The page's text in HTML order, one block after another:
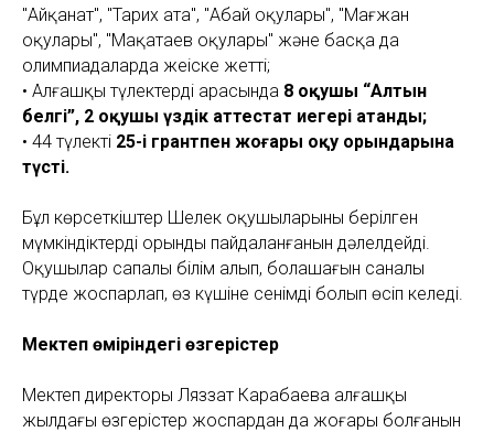
"Айқанат", "Тарих ата", "Абай оқулары", "Мағжан
оқулары", "Мақатаев оқулары" және басқа да
олимпиадаларда жеңіске жетті;
• Алғашқы түлектердің арасында 8 оқушы “Алтын
белгі”, 2 оқушы үздік аттестат иегері атанды;
• 44 түлектің 25-і грантпен жоғары оқу орындарына
түсті.
Бұл көрсеткіштер Шелек оқушыларының берілген
мүмкіндіктерді орынды пайдаланғанын дәлелдейді.
Оқушылар сапалы білім алып, болашағын саналы
түрде жоспарлап, өз күшіне сенімді болып өсіп келеді.
Мектеп өміріндегі өзгерістер
Мектеп директоры Ляззат Карабаева алғашқы
жылдағы өзгерістер жоспардан да жоғары болғанын